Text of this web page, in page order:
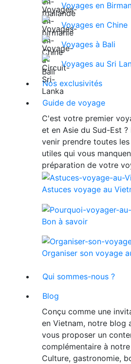
Voyages en
Voyages en Chine
Voyages à Bali
Voyages au Sri
Nos exclusivités
Guide de voyage
C'est votre premier
et en Asie du Sud-Est
venir prendre toutes
utiles qui vous
préparation de votre
Astuces voyage au
Bon à savoir
Organiser son voyage
Qui sommes-nous ?
Blog
Conçu comme une
en Vietnam, notre blog
vous proposer un
complémentaire à
Culture, gastronomie,